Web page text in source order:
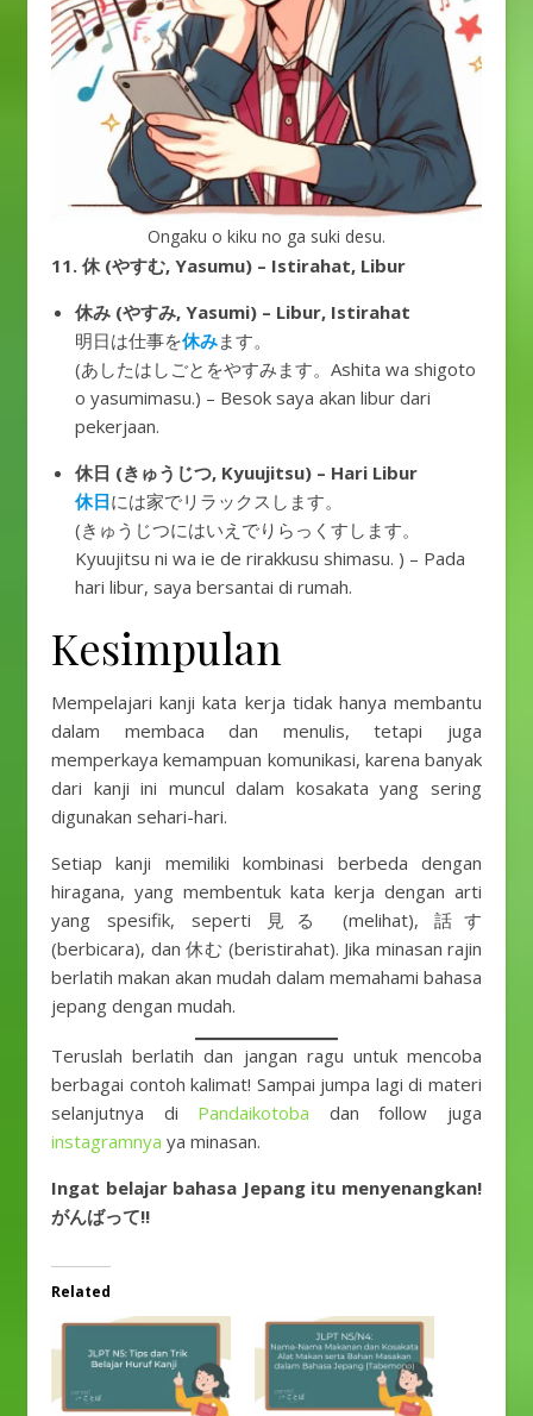
Ongaku o kiku no ga suki desu.
11. 休 (やすむ, Yasumu) – Istirahat, Libur
休み (やすみ, Yasumi) – Libur, Istirahat
明日は仕事を休みます。
(あしたはしごとをやすみます。Ashita wa shigoto
o yasumimasu.) – Besok saya akan libur dari
pekerjaan.
休日 (きゅうじつ, Kyuujitsu) – Hari Libur
休日には家でリラックスします。
(きゅうじつにはいえでりらっくすします。
Kyuujitsu ni wa ie de rirakkusu shimasu. ) – Pada
hari libur, saya bersantai di rumah.
Kesimpulan
Mempelajari kanji kata kerja tidak hanya membantu
dalam membaca dan menulis, tetapi juga
memperkaya kemampuan komunikasi, karena banyak
dari kanji ini muncul dalam kosakata yang sering
digunakan sehari-hari.
Setiap kanji memiliki kombinasi berbeda dengan
hiragana, yang membentuk kata kerja dengan arti
yang spesifik, seperti 見る (melihat), 話す
(berbicara), dan 休む (beristirahat). Jika minasan rajin
berlatih makan akan mudah dalam memahami bahasa
jepang dengan mudah.
Teruslah berlatih dan jangan ragu untuk mencoba
berbagai contoh kalimat! Sampai jumpa lagi di materi
selanjutnya di Pandaikotoba dan follow juga
instagramnya ya minasan.
Ingat belajar bahasa Jepang itu menyenangkan!
がんばって!!
Related